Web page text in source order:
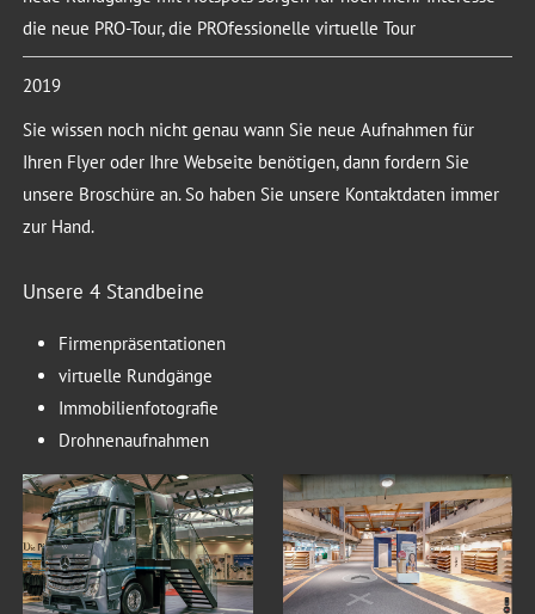
die neue PRO-Tour, die PROfessionelle virtuelle Tour
2019
Sie wissen noch nicht genau wann Sie neue Aufnahmen für
Ihren Flyer oder Ihre Webseite benötigen, dann fordern Sie
unsere Broschüre an. So haben Sie unsere Kontaktdaten immer
zur Hand.
Unsere 4 Standbeine
Firmenpräsentationen
virtuelle Rundgänge
Immobilienfotografie
Drohnenaufnahmen